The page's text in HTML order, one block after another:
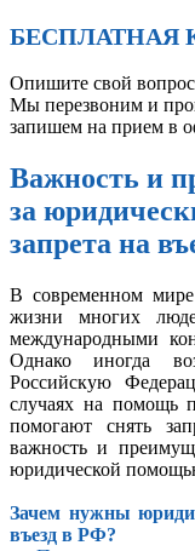
БЕСПЛАТНАЯ
Опишите свой вопрос
Мы перезвоним и
запишем на прием в
Важность и
за
запрета на
В современном
жизни многих
международными
Однако иногда
Российскую
случаях на помощь
помогают снять
важность и
юридической
Зачем нужны
въезд в РФ?